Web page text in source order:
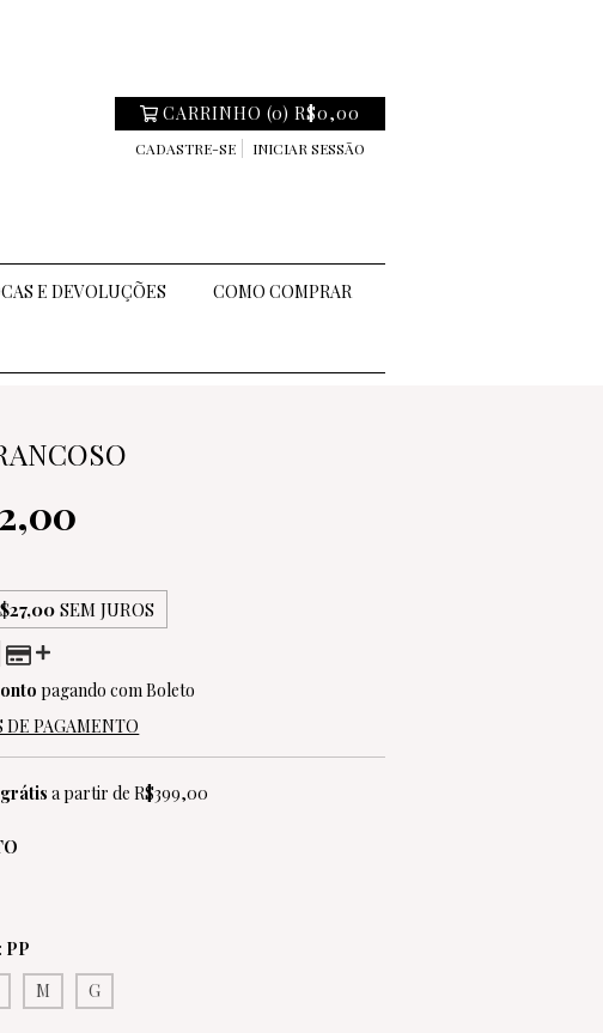
CARRINHO (0)R$0,00
CADASTRE-SE INICIAR SESSÃO
E DEVOLUÇÕES COMO COMPRAR
SEM JUROS
pagando com Boleto
DE PAGAMENTO
a partir de R$399,00
PP
M G